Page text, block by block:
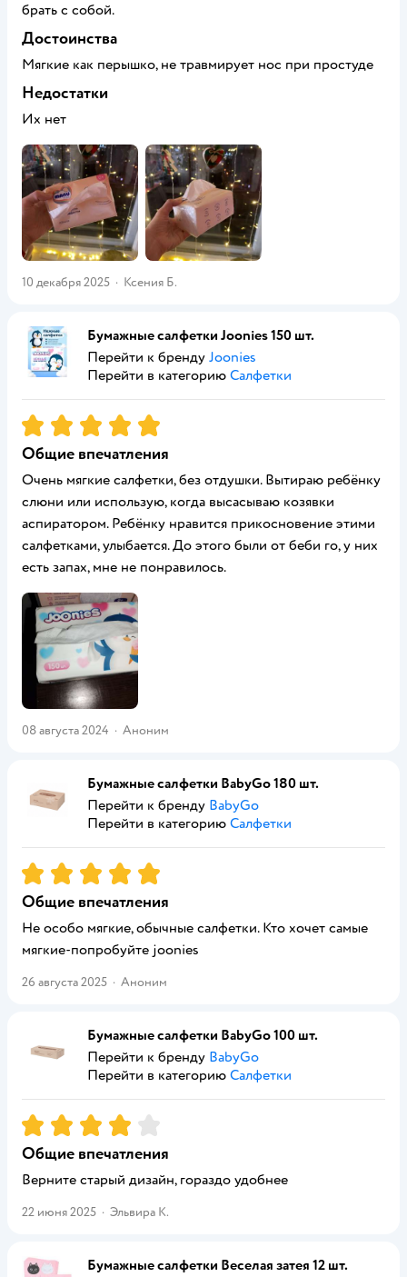
брать с собой.
Достоинства
Мягкие как перышко, не травмирует нос при простуде
Недостатки
Их нет
10 декабря 2025 · Ксения Б.
Бумажные салфетки Joonies 150 шт.
Перейти к бренду Joonies
Перейти в категорию Салфетки
Рейтинг:5
Общие впечатления
Очень мягкие салфетки, без отдушки. Вытираю ребёнку
слюни или использую, когда высасываю козявки
аспиратором. Ребёнку нравится прикосновение этими
салфетками, улыбается. До этого были от беби го, у них
есть запах, мне не понравилось.
08 августа 2024 · Аноним
Бумажные салфетки BabyGo 180 шт.
Перейти к бренду BabyGo
Перейти в категорию Салфетки
Рейтинг:5
Общие впечатления
Не особо мягкие, обычные салфетки. Кто хочет самые
мягкие-попробуйте joonies
26 августа 2025 · Аноним
Бумажные салфетки BabyGo 100 шт.
Перейти к бренду BabyGo
Перейти в категорию Салфетки
Рейтинг:4
Общие впечатления
Верните старый дизайн, гораздо удобнее
22 июня 2025 · Эльвира К.
Бумажные салфетки Веселая затея 12 шт.